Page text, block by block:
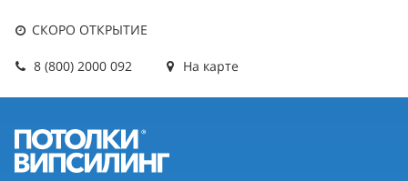
СКОРО ОТКРЫТИЕ
8 (800) 2000 092 На карте